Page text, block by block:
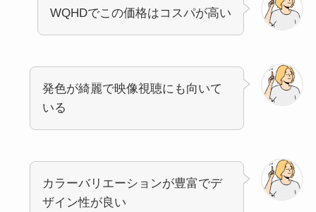
WQHDでこの価格はコスパが高い
発色が綺麗で映像視聴にも向いて
いる
カラーバリエーションが豊富でデ
ザイン性が良い